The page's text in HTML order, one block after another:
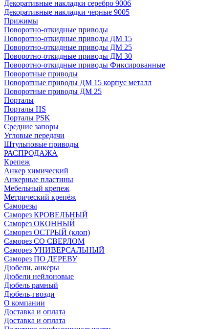
Декоративные накладки серебро 9006
Декоративные накладки черные 9005
Прижимы
Поворотно-откидные приводы
Поворотно-откидные приводы ДМ 15
Поворотно-откидные приводы ДМ 25
Поворотно-откидные приводы ДМ 30
Поворотно-откидные приводы Фиксированные
Поворотные приводы
Поворотные приводы ДМ 15 корпус металл
Поворотные приводы ДМ 25
Порталы
Порталы HS
Порталы PSK
Средние запоры
Угловые передачи
Штульповые приводы
РАСПРОДАЖА
Крепеж
Анкер химический
Анкерные пластины
Мебельный крепеж
Метрический крепёж
Саморезы
Саморез КРОВЕЛЬНЫЙ
Саморез ОКОННЫЙ
Саморез ОСТРЫЙ (клоп)
Саморез СО СВЕРЛОМ
Саморез УНИВЕРСАЛЬНЫЙ
Саморез ПО ДЕРЕВУ
Дюбели, анкеры
Дюбели нейлоновые
Дюбель рамный
Дюбель-гвозди
О компании
Доставка и оплата
Доставка и оплата